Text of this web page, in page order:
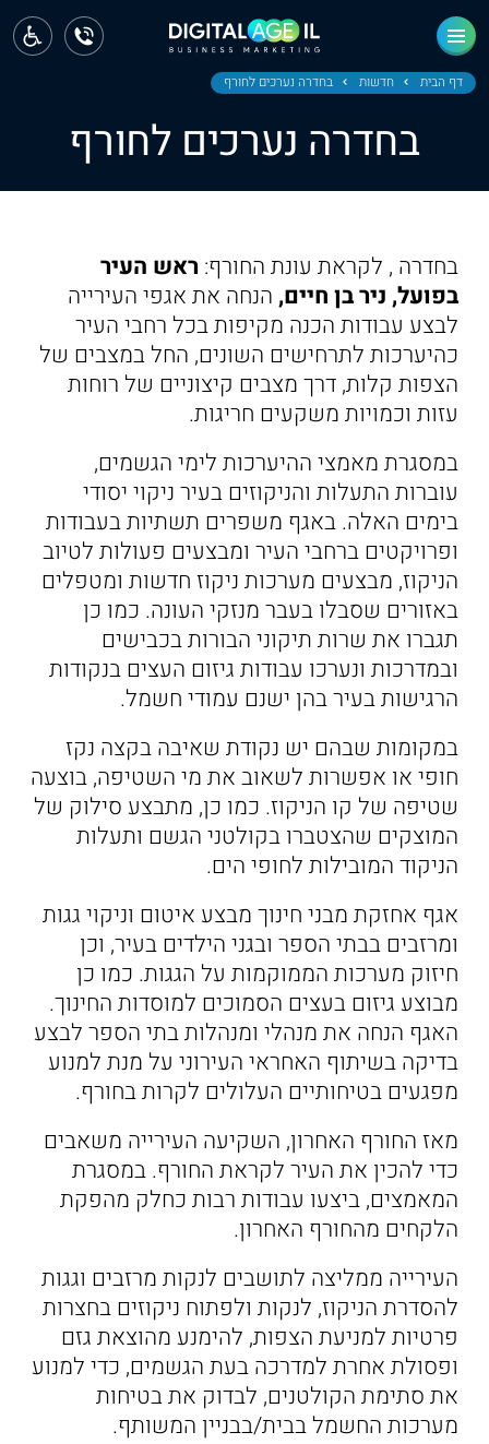
דף הבית חדשות בחדרה נערכים לחורף
בחדרה נערכים לחורף
בחדרה , לקראת עונת החורף: ראש העיר
בפועל, ניר בן חיים, הנחה את אגפי העירייה
לבצע עבודות הכנה מקיפות בכל רחבי העיר
כהיערכות לתרחישים השונים, החל במצבים של
הצפות קלות, דרך מצבים קיצוניים של רוחות
עזות וכמויות משקעים חריגות.
במסגרת מאמצי ההיערכות לימי הגשמים,
עוברות התעלות והניקוזים בעיר ניקוי יסודי
בימים האלה. באגף משפרים תשתיות בעבודות
ופרויקטים ברחבי העיר ומבצעים פעולות לטיוב
הניקוז, מבצעים מערכות ניקוז חדשות ומטפלים
באזורים שסבלו בעבר מנזקי העונה. כמו כן
תגברו את שרות תיקוני הבורות בכבישים
ובמדרכות ונערכו עבודות גיזום העצים בנקודות
הרגישות בעיר בהן ישנם עמודי חשמל.
במקומות שבהם יש נקודת שאיבה בקצה נקז
חופי או אפשרות לשאוב את מי השטיפה, בוצעה
שטיפה של קו הניקוז. כמו כן, מתבצע סילוק של
המוצקים שהצטברו בקולטני הגשם ותעלות
הניקוד המובילות לחופי הים.
אגף אחזקת מבני חינוך מבצע איטום וניקוי גגות
ומרזבים בבתי הספר ובגני הילדים בעיר, וכן
חיזוק מערכות הממוקמות על הגגות. כמו כן
מבוצע גיזום בעצים הסמוכים למוסדות החינוך.
האגף הנחה את מנהלי ומנהלות בתי הספר לבצע
בדיקה בשיתוף האחראי העירוני על מנת למנוע
מפגעים בטיחותיים העלולים לקרות בחורף.
מאז החורף האחרון, השקיעה העירייה משאבים
כדי להכין את העיר לקראת החורף. במסגרת
המאמצים, ביצעו עבודות רבות כחלק מהפקת
הלקחים מהחורף האחרון.
העירייה ממליצה לתושבים לנקות מרזבים וגגות
להסדרת הניקוז, לנקות ולפתוח ניקוזים בחצרות
פרטיות למניעת הצפות, להימנע מהוצאת גזם
ופסולת אחרת למדרכה בעת הגשמים, כדי למנוע
את סתימת הקולטנים, לבדוק את בטיחות
מערכות החשמל בבית/בבניין המשותף.
ראשי
חדשות
מחוז צפון
מחוז דרום
ירושלים
תל אביב